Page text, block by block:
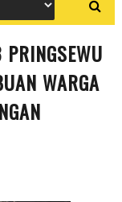
WARGA